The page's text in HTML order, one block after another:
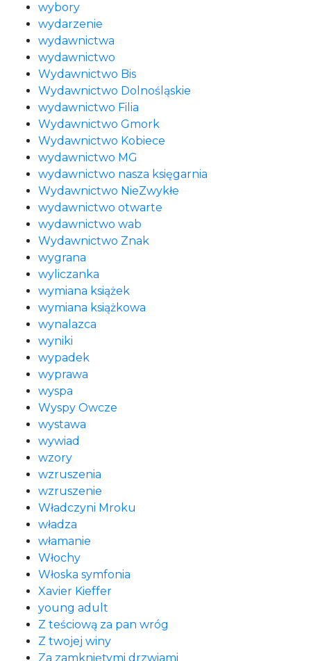
wybory
wydarzenie
wydawnictwa
wydawnictwo
Wydawnictwo Bis
Wydawnictwo Dolnośląskie
wydawnictwo Filia
Wydawnictwo Gmork
Wydawnictwo Kobiece
wydawnictwo MG
wydawnictwo nasza księgarnia
Wydawnictwo NieZwykłe
wydawnictwo otwarte
wydawnictwo wab
Wydawnictwo Znak
wygrana
wyliczanka
wymiana książek
wymiana książkowa
wynalazca
wyniki
wypadek
wyprawa
wyspa
Wyspy Owcze
wystawa
wywiad
wzory
wzruszenia
wzruszenie
Władczyni Mroku
władza
włamanie
Włochy
Włoska symfonia
Xavier Kieffer
young adult
Z teściową za pan wróg
Z twojej winy
Za zamkniętymi drzwiami